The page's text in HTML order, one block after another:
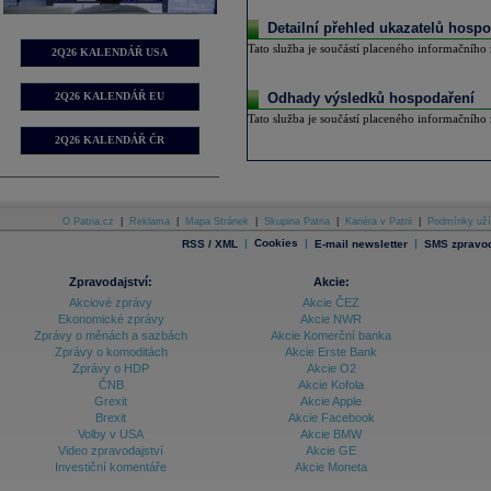
2Q26 KALENDÁŘ USA
2Q26 KALENDÁŘ EU
2Q26 KALENDÁŘ ČR
Detailní přehled ukazatelů
Tato služba je součástí placeného
Odhady výsledků hospodaření
Tato služba je součástí placeného
O Patria.cz Reklama Mapa Stránek Skupina Patria Kariéra v Patrii Podmínky
RSS / XML | Cookies | E-mail newsletter | SMS
Zpravodajství:
Akciové zprávy
Ekonomické zprávy
Zprávy o měnách a sazbách
Zprávy o komoditách
Zprávy o HDP
ČNB
Grexit
Brexit
Volby v USA
Video zpravodajství
Investiční komentáře
Akcie:
Akcie ČEZ
Akcie NWR
Akcie Komerční banka
Akcie Erste Bank
Akcie O2
Akcie Kofola
Akcie Apple
Akcie Facebook
Akcie BMW
Akcie GE
Akcie Moneta